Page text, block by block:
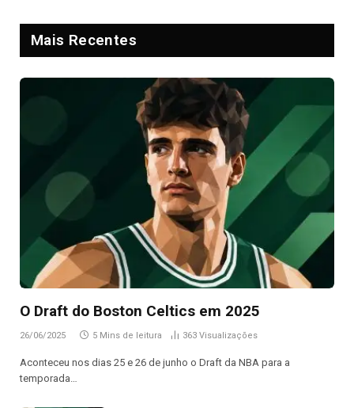
Mais Recentes
O Draft do Boston Celtics em 2025
26/06/2025 5 Mins de leitura 363 Visualizações
Aconteceu nos dias 25 e 26 de junho o Draft da NBA para a
temporada…